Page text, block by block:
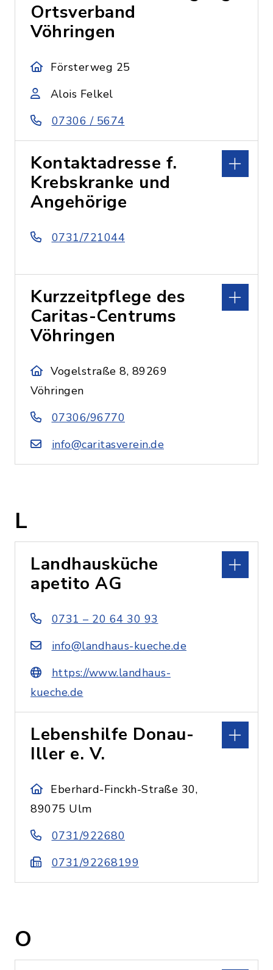
Ortsverband
Vöhringen
Försterweg 25
Alois Felkel
07306 / 5674
Kontaktadresse f.
Krebskranke und
Angehörige
0731/721044
Kurzzeitpflege des
Caritas-Centrums
Vöhringen
Vogelstraße 8, 89269
Vöhringen
07306/96770
info@caritasverein.de
L
Landhausküche
apetito AG
0731 – 20 64 30 93
info@landhaus-kueche.de
https://www.landhaus-
kueche.de
Lebenshilfe Donau-
Iller e. V.
Eberhard-Finckh-Straße 30,
89075 Ulm
0731/922680
0731/92268199
O